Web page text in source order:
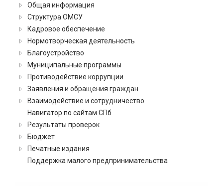
Общая информация
Структура ОМСУ
Кадровое обеспечение
Нормотворческая деятельность
Благоустройство
Муниципальные программы
Противодействие коррупции
Заявления и обращения граждан
Взаимодействие и сотрудничество
Навигатор по сайтам СПб
Результаты проверок
Бюджет
Печатные издания
Поддержка малого предпринимательства